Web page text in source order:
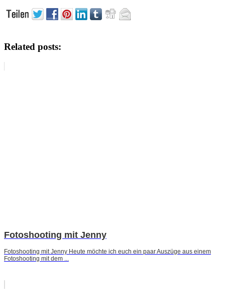
Related posts:
Fotoshooting mit Jenny
Fotoshooting mit Jenny Heute möchte ich euch ein paar Auszüge aus einem
Fotoshooting mit dem ...